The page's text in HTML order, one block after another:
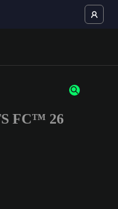
oder Ziffern ein
FC™ 26